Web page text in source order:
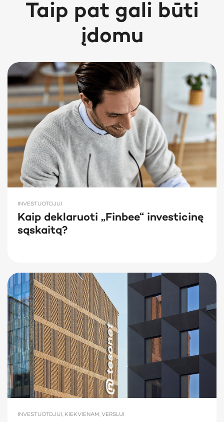
Taip pat gali būti
įdomu
INVESTUOTOJUI
Kaip deklaruoti „Finbee“ investicinę
sąskaitą?
INVESTUOTOJUI, KIEKVIENAM, VERSLUI